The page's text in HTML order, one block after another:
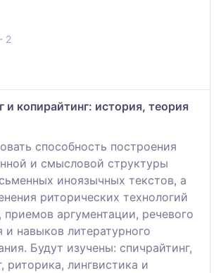
2
и копирайтинг: история, теория
способность построения
и смысловой структуры
иноязычных текстов, а
риторических технологий
приемов аргументации, речевого
и навыков литературного
Будут изучены: спичрайтинг,
риторика, лингвистика и